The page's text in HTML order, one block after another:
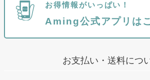
お得情報がいっぱい！
Aming公式アプリは
お支払い・送料につ